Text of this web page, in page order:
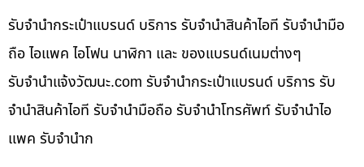
รับจำนำกระเป๋าแบรนด์ บริการ รับจำนำสินค้าไอที รับจำนำมือ
ถือ ไอแพค ไอโฟน นาฬิกา และ ของแบรนด์เนมต่างๆ
รับจํานําแจ้งวัฒนะ.com รับจำนำกระเป๋าแบรนด์ บริการ รับ
จำนำสินค้าไอที รับจำนำมือถือ รับจำนำโทรศัพท์ รับจำนำไอ
แพค รับจำนำก